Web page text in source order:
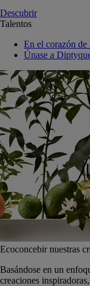
Descubrir
Talentos
En el corazón
Únase a
Ecoconcebir nuestras
Basándose en un
creaciones